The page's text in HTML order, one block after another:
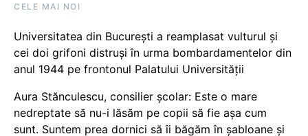
CELE MAI NOI
Universitatea din București a reamplasat vulturul și
cei doi grifoni distruși în urma bombardamentelor din
anul 1944 pe frontonul Palatului Universității
Aura Stănculescu, consilier școlar: Este o mare
nedreptate să nu-i lăsăm pe copii să fie așa cum
sunt. Suntem prea dornici să îi băgăm în șabloane și